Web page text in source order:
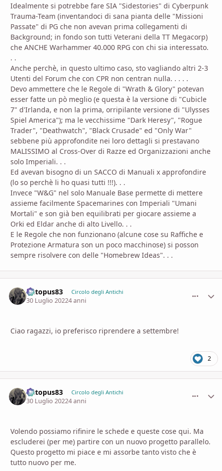
Idealmente si potrebbe fare SIA "Sidestories" di Cyberpunk
Trauma-Team (inventandoci di sana pianta delle "Missioni
Passate" di PG che non avevan prima collegamenti di
Background; in fondo son tutti Veterani della TT Megacorp)
che ANCHE Warhammer 40.000 RPG con chi sia interessato.
. .
Anche perchè, in questo ultimo caso, sto vagliando altri 2-3
Utenti del Forum che con CPR non centran nulla. . . . .
Devo ammettere che le Regole di "Wrath & Glory" potevan
esser fatte un pò meglio (e questa è la versione di "Cubicle
7" d'Irlanda, e non la prima, orripilante versione di "Ulysses
Spiel America"); ma le vecchissime "Dark Heresy", "Rogue
Trader", "Deathwatch", "Black Crusade" ed "Only War"
sebbene più approfondite nei loro dettagli si prestavano
MALISSIMO al Cross-Over di Razze ed Organizzazioni anche
solo Imperiali. . .
Ed avevan bisogno di un SACCO di Manuali x approfondire
(lo so perchè li ho quasi tutti !!!). . .
Invece "W&G" nel solo Manuale Base permette di mettere
assieme facilmente Spacemarines con Imperiali "Umani
Mortali" e son già ben equilibrati per giocare assieme a
Orki ed Eldar anche di alto Livello. . .
E le Regole che non funzionano (alcune cose su Raffiche e
Protezione Armatura son un poco macchinose) si posson
sempre risolvere con delle "Homebrew Ideas". . .
Octopus83 Circolo degli Antichi
30 Luglio 20224 anni
Ciao ragazzi, io preferisco riprendere a settembre!
2
Octopus83 Circolo degli Antichi
30 Luglio 20224 anni
Volendo possiamo rifinire le schede e queste cose qui. Ma
escluderei (per me) partire con un nuovo progetto parallelo.
Questo progetto mi piace e mi assorbe tanto visto che è
tutto nuovo per me.